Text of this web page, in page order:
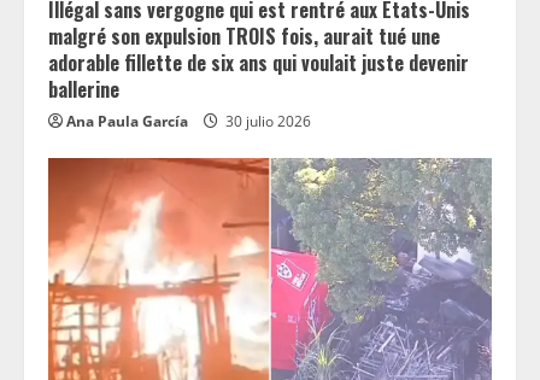
Illégal sans vergogne qui est rentré aux États-Unis
malgré son expulsion TROIS fois, aurait tué une
adorable fillette de six ans qui voulait juste devenir
ballerine
Ana Paula García 30 julio 2026